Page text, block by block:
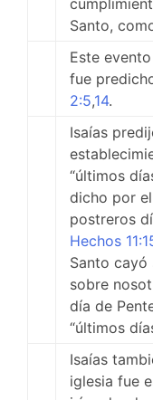
Santo,
Este
fue
2:5,14.
Isaías
“últimos
dicho por
postreros
Hechos
Santo cayó
sobre
día de
“últimos
Isaías
iglesia fue